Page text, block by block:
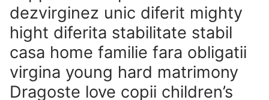
dezvirginez unic diferit mighty
hight diferita stabilitate stabil
casa home familie fara obligatii
virgina young hard matrimony
Dragoste love copii children’s